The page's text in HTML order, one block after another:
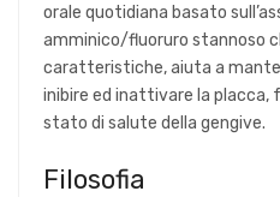
orale quotidiana basato
amminico/fluoruro stannoso
caratteristiche, aiuta a
inibire ed inattivare la placca,
stato di salute della gengive.
Filosofia